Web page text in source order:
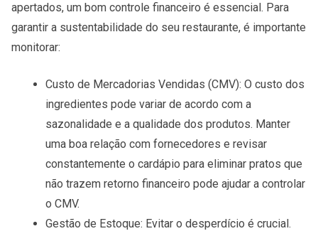
apertados, um bom controle financeiro é essencial. Para
garantir a sustentabilidade do seu restaurante, é importante
monitorar:
Custo de Mercadorias Vendidas (CMV): O custo dos
ingredientes pode variar de acordo com a
sazonalidade e a qualidade dos produtos. Manter
uma boa relação com fornecedores e revisar
constantemente o cardápio para eliminar pratos que
não trazem retorno financeiro pode ajudar a controlar
o CMV.
Gestão de Estoque: Evitar o desperdício é crucial.